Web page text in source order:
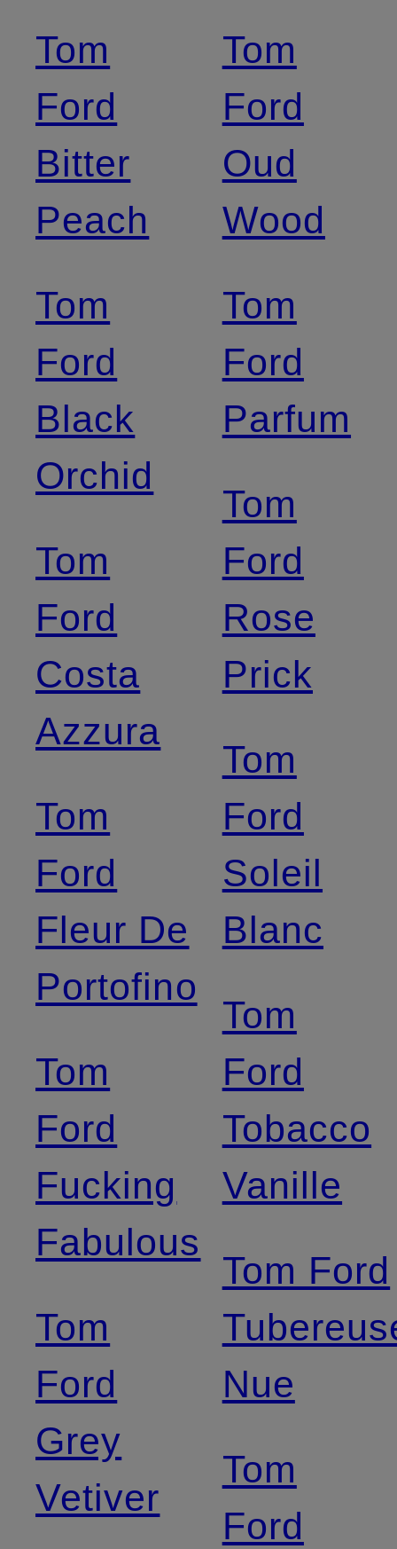
Tom
Ford
Bitter
Peach
Tom
Ford
Black
Orchid
Tom
Ford
Costa
Azzura
Tom
Ford
Fleur De
Portofino
Tom
Ford
Fucking
Fabulous
Tom
Ford
Grey
Vetiver
Tom
Ford
Oud
Wood
Tom
Ford
Parfum
Tom
Ford
Rose
Prick
Tom
Ford
Soleil
Blanc
Tom
Ford
Tobacco
Vanille
Tom Ford
Nue
Tom
Ford